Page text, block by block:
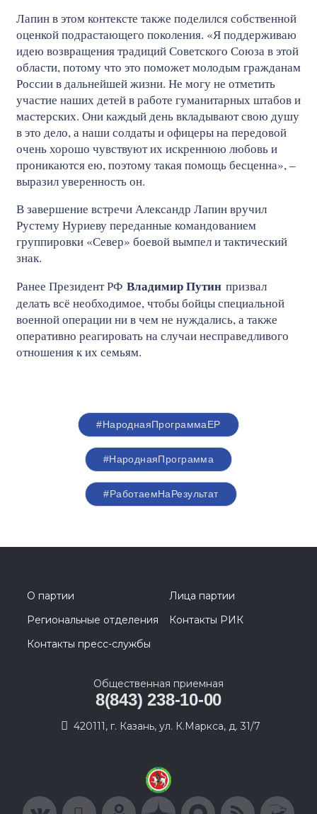
Лапин в этом контексте также поделился собственной
оценкой подрастающего поколения. «Я поддерживаю
идею возвращения традиций Советского Союза в этой
области, потому что это поможет молодым гражданам
России в дальнейшей жизни. Не могу не отметить
участие наших детей в работе гуманитарных штабов и
мастерских. Они каждый день вкладывают свою душу
в это дело, а наши солдаты и офицеры на передовой
очень хорошо чувствуют их искреннюю любовь и
проникаются ею, поэтому такая помощь бесценна», –
выразил уверенность он.
В завершение встречи Александр Лапин вручил
Рустему Нуриеву переданные командованием
группировки «Север» боевой вымпел и тактический
знак.
Ранее Президент РФ Владимир Путин призвал
делать всё необходимое, чтобы бойцы специальной
военной операции ни в чем не нуждались, а также
оперативно реагировать на случаи несправедливого
отношения к их семьям.
#НароднаяПрограммаЕР
#НароднаяПрограмма
#РаботаемНаРезультат
О партии
Лица партии
Региональные отделения
Контакты РИК
Контакты пресс-службы
Общественная приемная
8(843) 238-10-00
420111, г. Казань, ул. К.Маркса, д. 31/7